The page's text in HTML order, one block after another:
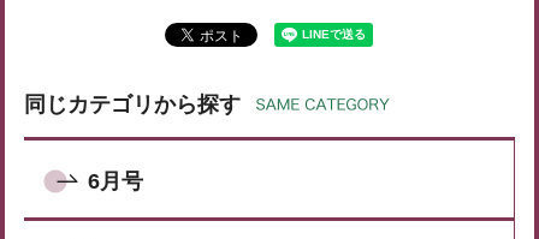
同じカテゴリから探す
6月号